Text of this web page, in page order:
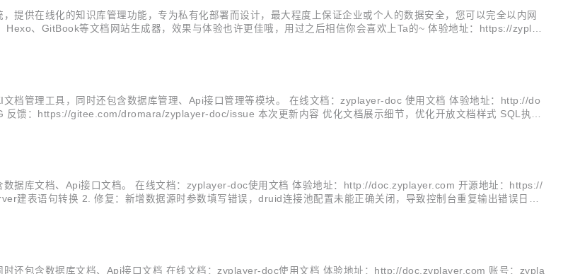
提供在线化的知识库管理功能，专为私有化部署而设计，最大程度上保证企业或个人的数据安全，您可以完全以内网
、GitBook等文档网站生成器，效果与体验也许更佳哦，用过之后相信你会喜欢上Ta的~ 体验地址：https://zyplay
档管理工具，同时还包含数据库管理、Api接口管理等模块。 在线文档：zyplayer-doc 使用文档 体验地址：http://do
馈：https://gitee.com/dromara/zyplayer-doc/issue 本次更新内容 优化文档展示细节，优化开放文档样式 SQL执行
据库文档、Api接口文档。 在线文档：zyplayer-doc使用文档 体验地址：http://doc.zyplayer.com 开源地址：https://
表语句转换 2. 修复：新增数据源时参数填写错误，druid连接池配置未能正确关闭，导致控制台重复输出错误日志
还包含数据库文档、Api接口文档 在线文档：zyplayer-doc使用文档 体验地址：http://doc.zyplayer.com 账号：zypla